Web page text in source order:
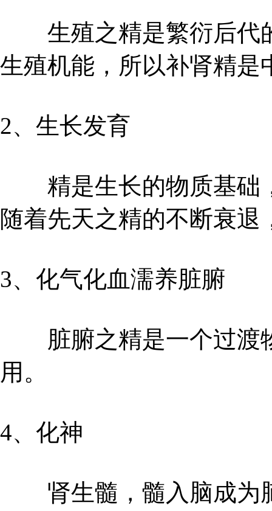
生殖之精是繁衍后代
生殖机能，所以补肾精是
2、生长发育
精是生长的物质基础
随着先天之精的不断衰
3、化气化血濡养脏腑
脏腑之精是一个过渡
用。
4、化神
肾生髓，髓入脑成为